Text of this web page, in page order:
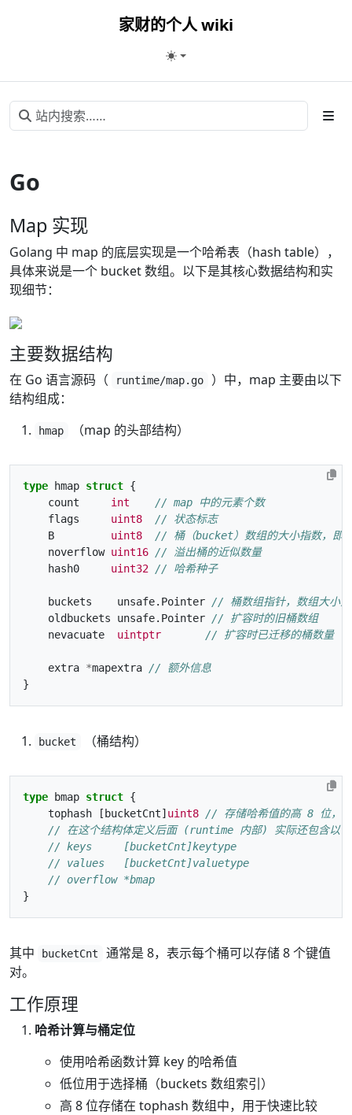
家财的个人 wiki
Go
Map 实现
Golang 中 map 的底层实现是一个哈希表（hash table），
具体来说是一个 bucket 数组。以下是其核心数据结构和实
现细节：
主要数据结构
在 Go 语言源码（ runtime/map.go
）中，map 主要由以下
结构组成：
hmap （map 的头部结构）
type hmap struct {
count
int
// map 中的元素个数
flags
uint8
// 状态标志
B
uint8
// 桶（bucket）数组的大小指数，即
noverflow uint16 // 溢出桶的近似数量
hash0
uint32 // 哈希种子
buckets unsafe.Pointer // 桶数组指针，数组大小
oldbuckets
unsafe.Pointer // 扩容时的旧桶数组
nevacuate
uintptr // 扩容时已迁移的桶数量
extra *mapextra // 额外信息
}
bucket （桶结构）
type bmap struct {
tophash
[bucketCnt] uint8 // 存储哈希值的高 8 位，用
// 在这个结构体定义后面 (runtime 内部) 实际还包含以下
// keys     [bucketCnt]keytype
// values   [bucketCnt]valuetype
// overflow *bmap
}
其中 bucketCnt
通常是 8，表示每个桶可以存储 8 个键值
对。
工作原理
哈希计算与桶定位
使用哈希函数计算 key 的哈希值
低位用于选择桶（buckets 数组索引）
高 8 位存储在 tophash 数组中，用于快速比较